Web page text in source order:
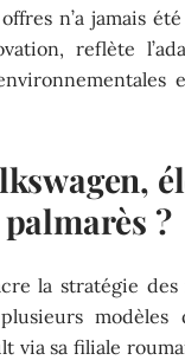
n’a jamais
reflète
?
la stratégie des
modèles
via sa filiale